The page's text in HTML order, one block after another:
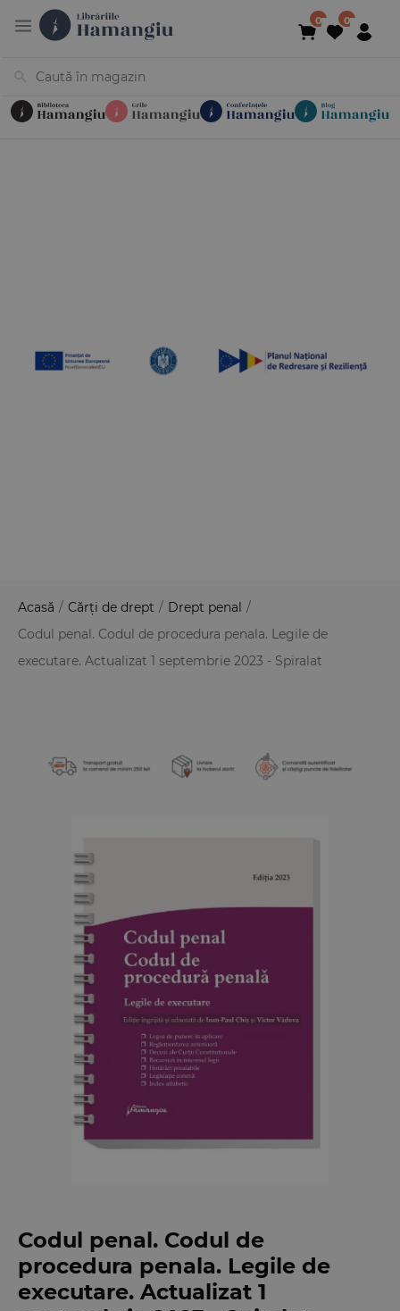
Acasă / Cărți de drept / Drept penal /
Codul penal. Codul de procedura penala. Legile de
executare. Actualizat 1 septembrie 2023 - Spiralat
Codul penal. Codul de
procedura penala. Legile de
executare. Actualizat 1